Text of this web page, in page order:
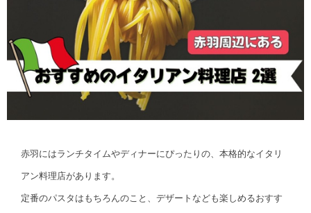
赤羽にはランチタイムやディナーにぴったりの、本格的なイタリ
アン料理店があります。
定番のパスタはもちろんのこと、デザートなども楽しめるおすす